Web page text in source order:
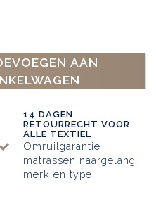
AAN
14 DAGEN
RETOURRECHT VOOR
ALLE TEXTIEL
Omruilgarantie
matrassen naargelang
merk en type.